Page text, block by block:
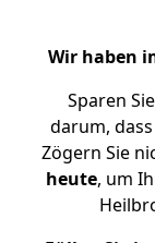
Wir haben
Sparen
darum,
Zögern Sie
heute, um